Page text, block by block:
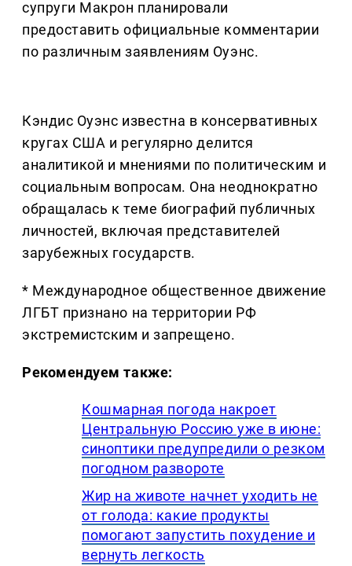
супруги Макрон планировали
предоставить официальные комментарии
по различным заявлениям Оуэнс.
Кэндис Оуэнс известна в консервативных
кругах США и регулярно делится
аналитикой и мнениями по политическим и
социальным вопросам. Она неоднократно
обращалась к теме биографий публичных
личностей, включая представителей
зарубежных государств.
* Международное общественное движение
ЛГБТ признано на территории РФ
экстремистским и запрещено.
Рекомендуем также:
Кошмарная погода накроет
Центральную Россию уже в июне:
синоптики предупредили о резком
погодном развороте
Жир на животе начнет уходить не
от голода: какие продукты
помогают запустить похудение и
вернуть легкость